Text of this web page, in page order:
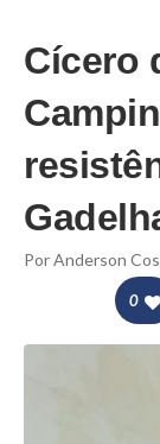
Cícero
PorAnderson
0